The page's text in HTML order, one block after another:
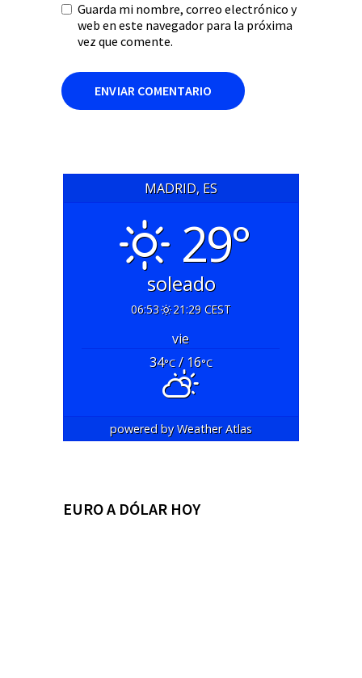
Guarda mi nombre, correo electrónico y
web en este navegador para la próxima
vez que comente.
MADRID, ES
29°
soleado
06:53 21:29 CEST
vie
34°C/ 16°C
powered byWeather Atlas
EURO A DÓLAR HOY